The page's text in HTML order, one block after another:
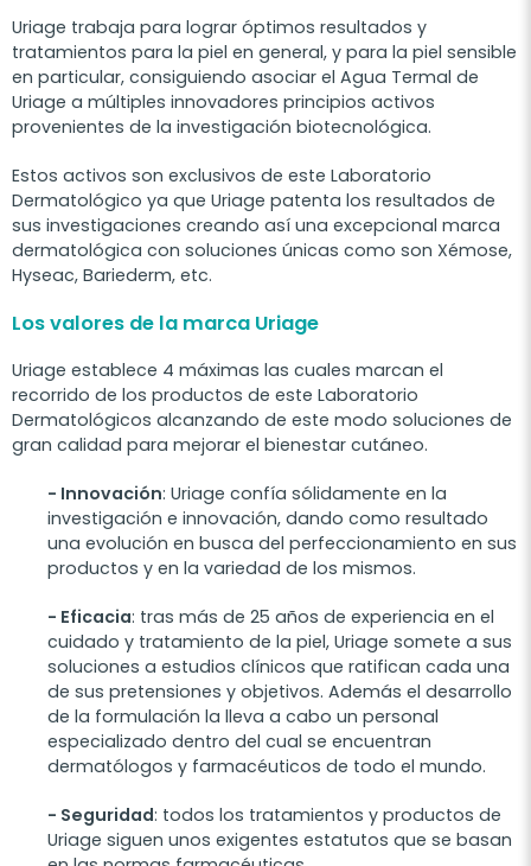
Uriage trabaja para lograr óptimos resultados y
tratamientos para la piel en general, y para la piel sensible
en particular, consiguiendo asociar el Agua Termal de
Uriage a múltiples innovadores principios activos
provenientes de la investigación biotecnológica.
Estos activos son exclusivos de este Laboratorio
Dermatológico ya que Uriage patenta los resultados de
sus investigaciones creando así una excepcional marca
dermatológica con soluciones únicas como son Xémose,
Hyseac, Bariederm, etc.
Los valores de la marca Uriage
Uriage establece 4 máximas las cuales marcan el
recorrido de los productos de este Laboratorio
Dermatológicos alcanzando de este modo soluciones de
gran calidad para mejorar el bienestar cutáneo.
- Innovación: Uriage confía sólidamente en la
investigación e innovación, dando como resultado
una evolución en busca del perfeccionamiento en sus
productos y en la variedad de los mismos.
- Eficacia: tras más de 25 años de experiencia en el
cuidado y tratamiento de la piel, Uriage somete a sus
soluciones a estudios clínicos que ratifican cada una
de sus pretensiones y objetivos. Además el desarrollo
de la formulación la lleva a cabo un personal
especializado dentro del cual se encuentran
dermatólogos y farmacéuticos de todo el mundo.
- Seguridad: todos los tratamientos y productos de
Uriage siguen unos exigentes estatutos que se basan